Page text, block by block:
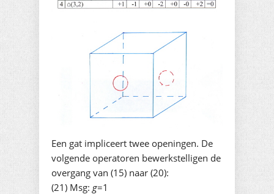
Een gat impliceert twee openingen. De
volgende operatoren bewerkstelligen de
overgang van (15) naar (20):
(21) Msg: g=1